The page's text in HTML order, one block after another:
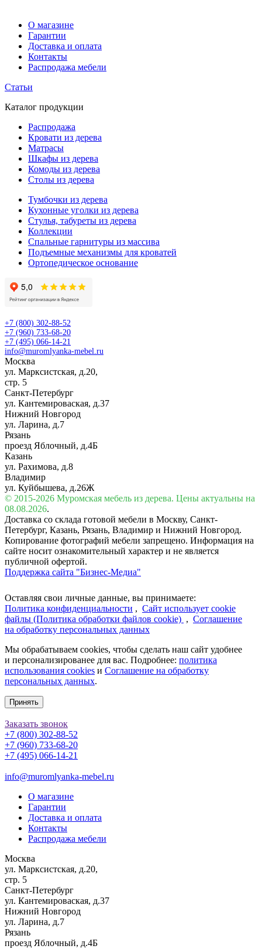
О магазине
Гарантии
Доставка и оплата
Контакты
Распродажа мебели
Статьи
Каталог продукции
Распродажа
Кровати из дерева
Матрасы
Шкафы из дерева
Комоды из дерева
Столы из дерева
Тумбочки из дерева
Кухонные уголки из дерева
Стулья, табуреты из дерева
Коллекции
Спальные гарнитуры из массива
Подъемные механизмы для кроватей
Ортопедическое основание
+7 (800) 302-88-52
+7 (960) 733-68-20
+7 (495) 066-14-21
info@muromlyanka-mebel.ru
Москва
ул. Марксистская, д.20,
стр. 5
Санкт-Петербург
ул. Кантемироваская, д.37
Нижний Новгород
ул. Ларина, д.7
Рязань
проезд Яблочный, д.4Б
Казань
ул. Рахимова, д.8
Владимир
ул. Куйбышева, д.26Ж
© 2015-2026 Муромская мебель из дерева. Цены актуальны на
08.08.2026.
Доставка со склада готовой мебели в Москву, Санкт-
Петербург, Казань, Рязань, Владимир и Нижний Новгород.
Копирование фотографий мебели запрещено. Информация на
сайте носит ознакомительный характер и не является
публичной офертой.
Поддержка сайта "Бизнес-Медиа"
Оставляя свои личные данные, вы принимаете:
Политика конфиденциальности , Сайт использует cookie
файлы (Политика обработки файлов cookie) , Соглашение
на обработку персональных данных
Мы обрабатываем cookies, чтобы сделать наш сайт удобнее
и персонализированее для вас. Подробнее: политика
использования cookies и Соглашение на обработку
персональных данных.
Принять
Заказать звонок
+7 (800) 302-88-52
+7 (960) 733-68-20
+7 (495) 066-14-21
info@muromlyanka-mebel.ru
О магазине
Гарантии
Доставка и оплата
Контакты
Распродажа мебели
Москва
ул. Марксистская, д.20,
стр. 5
Санкт-Петербург
ул. Кантемироваская, д.37
Нижний Новгород
ул. Ларина, д.7
Рязань
проезд Яблочный, д.4Б